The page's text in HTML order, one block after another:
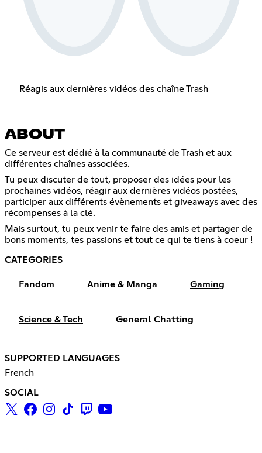
Réagis aux dernières vidéos des chaîne Trash
ABOUT
Ce serveur est dédié à la communauté de Trash et aux
différentes chaînes associées.
Tu peux discuter de tout, proposer des idées pour les
prochaines vidéos, réagir aux dernières vidéos postées,
participer aux différents évènements et giveaways avec des
récompenses à la clé.
Mais surtout, tu peux venir te faire des amis et partager de
bons moments, tes passions et tout ce qui te tiens à coeur !
CATEGORIES
Fandom Anime & Manga Gaming
Science & Tech General Chatting
SUPPORTED LANGUAGES
French
SOCIAL